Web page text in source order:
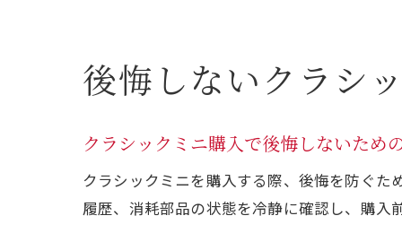
後悔しないクラシ
クラシックミニ購入で後悔しないため
クラシックミニを購入する際、後悔を防ぐ
履歴、消耗部品の状態を冷静に確認し、購入